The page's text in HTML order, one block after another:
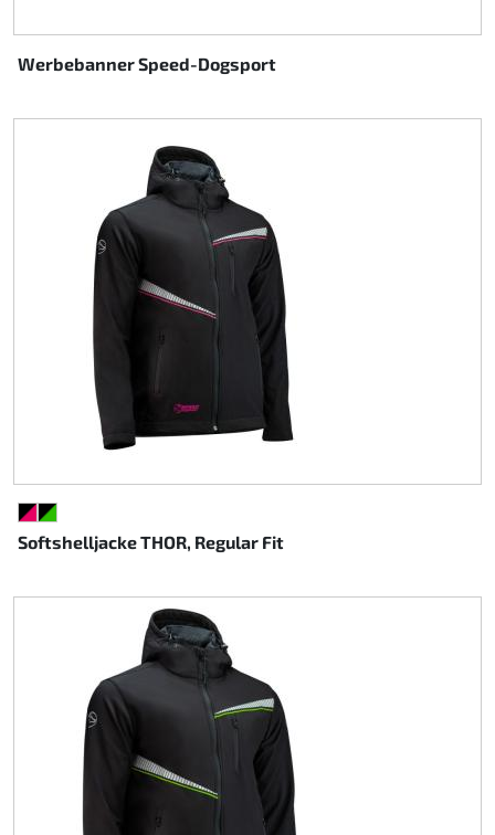
Werbebanner Speed-Dogsport
Softshelljacke THOR, Regular Fit
SCHWARZ/PINK
SCHWARZ/GRÜN